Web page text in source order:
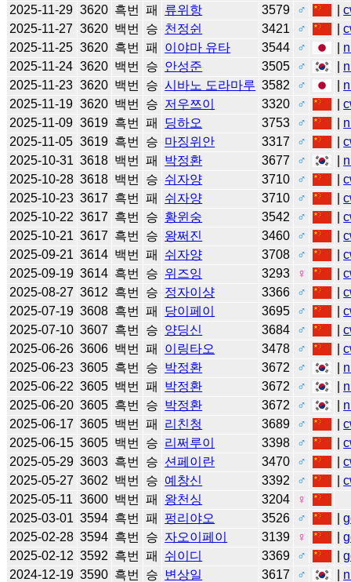
2025-11-29 3620 흑번 패 류위항 3579 ♂ |
2025-11-27 3620 백번 승 천정쉰 3421 ♂ |
2025-11-25 3620 흑번 패 이야마 유타 3544 ♂
2025-11-24 3620 백번 승 안성준 3505 ♂
2025-11-23 3620 백번 승 시바노 도라마루 3582 ♂
2025-11-19 3620 백번 승 저우쯔이 3320 ♂ |
2025-11-09 3619 흑번 패 딩하오 3753 ♂
2025-11-05 3619 흑번 승 마징위안 3317 ♂ |
2025-10-31 3618 백번 패 박정환 3677 ♂
2025-10-28 3618 백번 승 쉬자양 3710 ♂ |
2025-10-23 3617 흑번 패 쉬자양 3710 ♂ |
2025-10-22 3617 흑번 승 황윈숭 3542 ♂ |
2025-10-21 3617 흑번 승 왕쩌진 3460 ♂ |
2025-09-21 3614 백번 패 쉬자양 3708 ♂ |
2025-09-19 3614 흑번 승 위즈잉 3293 ♀ |
2025-08-27 3612 흑번 승 정자이샹 3366 ♂ |
2025-07-19 3608 흑번 패 당이페이 3695 ♂ |
2025-07-10 3607 흑번 승 양딩신 3684 ♂ |
2025-06-26 3606 백번 패 이링타오 3478 ♂ |
2025-06-23 3605 흑번 승 박정환 3672 ♂
2025-06-22 3605 백번 패 박정환 3672 ♂
2025-06-20 3605 흑번 승 박정환 3672 ♂
2025-06-17 3605 백번 패 리친청 3689 ♂ |
2025-06-15 3605 백번 승 리쩌루이 3398 ♂ |
2025-05-29 3603 흑번 승 션페이란 3470 ♂ |
2025-05-27 3602 백번 승 예창신 3392 ♂ |
2025-05-11 3600 백번 패 왕천싱 3204
♀
2025-03-01 3594 흑번 패 펑리야오 3526 ♂ |
2025-02-28 3594 흑번 승 자오이페이 3139 ♀ |
2025-02-12 3592 흑번 패 쉬이디 3369 ♂ |
2024-12-19 3590 흑번 승 변상일 3617 ♂